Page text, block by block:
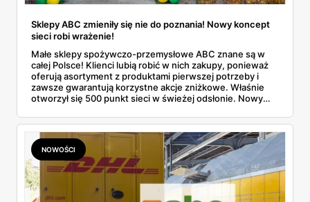
Sklepy ABC zmieniły się nie do poznania! Nowy koncept
sieci robi wrażenie!
Małe sklepy spożywczo-przemysłowe ABC znane są w
całej Polsce! Klienci lubią robić w nich zakupy, ponieważ
oferują asortyment z produktami pierwszej potrzeby i
zawsze gwarantują korzystne akcje zniżkowe. Właśnie
otworzył się 500 punkt sieci w świeżej odsłonie. Nowy
więcej!
NOWOŚCI